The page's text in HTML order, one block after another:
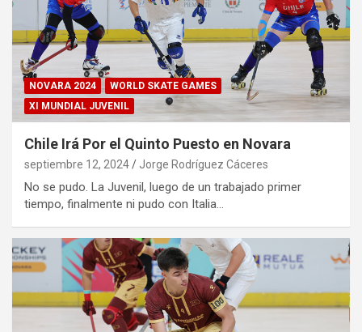
NOVARA 2024
WORLD SKATE GAMES
XI MUNDIAL JUVENIL
Chile Irá Por el Quinto Puesto en Novara
septiembre 12, 2024 Jorge Rodríguez Cáceres
No se pudo. La Juvenil, luego de un trabajado primer
tiempo, finalmente ni pudo con Italia…